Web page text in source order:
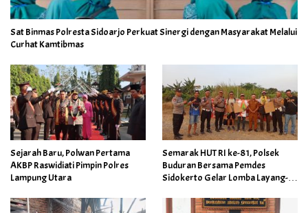
Sat Binmas Polresta Sidoarjo Perkuat Sinergi dengan Masyarakat Melalui
Curhat Kamtibmas
Sejarah Baru, Polwan Pertama
AKBP Raswidiati Pimpin Polres
Lampung Utara
Semarak HUT RI ke-81, Polsek
Buduran Bersama Pemdes
Sidokerto Gelar Lomba Layang-